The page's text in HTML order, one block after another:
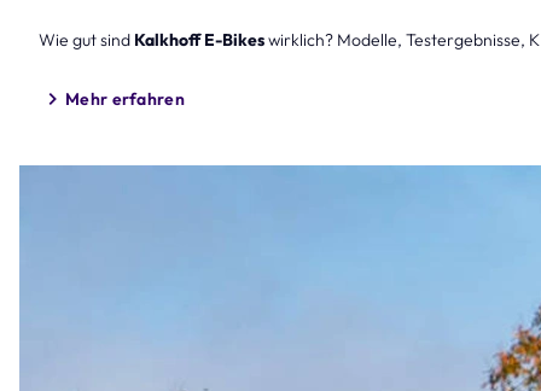
Wie gut sind Kalkhoff E-Bikeswirklich? Modelle, Testergebnisse,
Mehr erfahren